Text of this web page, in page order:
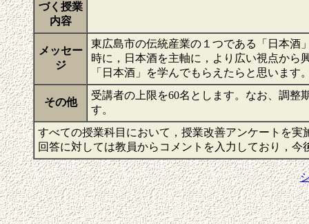
づく授業
内容
メッセー
ジ
東広島市の伝統産業の１つである「日本酒
時に，日本酒を主軸に，より広い視点から
「日本酒」を学んでもらえたらと思います
その他
受講者の上限を60名とします。なお、調整
す。
すべての授業科目において，授業改善アンケートを
回答に対しては教員からコメントを入力しており，